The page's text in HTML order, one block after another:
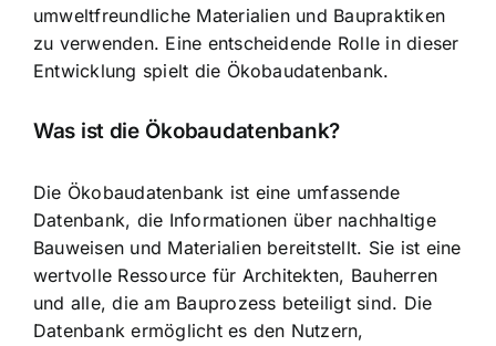
umweltfreundliche Materialien und Baupraktiken
zu verwenden. Eine entscheidende Rolle in dieser
Entwicklung spielt die Ökobaudatenbank.
Was ist die Ökobaudatenbank?
Die Ökobaudatenbank ist eine umfassende
Datenbank, die Informationen über nachhaltige
Bauweisen und Materialien bereitstellt. Sie ist eine
wertvolle Ressource für Architekten, Bauherren
und alle, die am Bauprozess beteiligt sind. Die
Datenbank ermöglicht es den Nutzern,